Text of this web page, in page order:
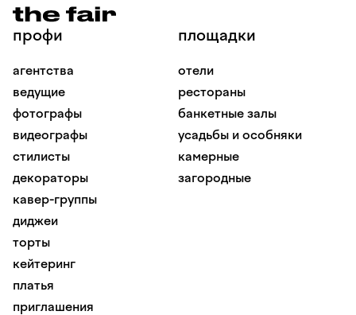
профи
агентства
ведущие
фотографы
видеографы
стилисты
декораторы
кавер-группы
диджеи
торты
кейтеринг
платья
приглашения
площадки
отели
рестораны
банкетные залы
усадьбы и особняки
камерные
загородные